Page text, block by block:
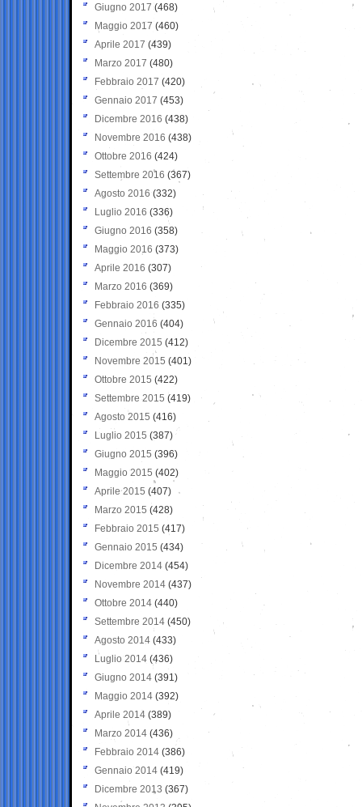
Giugno 2017 (468)
Maggio 2017 (460)
Aprile 2017 (439)
Marzo 2017 (480)
Febbraio 2017 (420)
Gennaio 2017 (453)
Dicembre 2016 (438)
Novembre 2016 (438)
Ottobre 2016 (424)
Settembre 2016 (367)
Agosto 2016 (332)
Luglio 2016 (336)
Giugno 2016 (358)
Maggio 2016 (373)
Aprile 2016 (307)
Marzo 2016 (369)
Febbraio 2016 (335)
Gennaio 2016 (404)
Dicembre 2015 (412)
Novembre 2015 (401)
Ottobre 2015 (422)
Settembre 2015 (419)
Agosto 2015 (416)
Luglio 2015 (387)
Giugno 2015 (396)
Maggio 2015 (402)
Aprile 2015 (407)
Marzo 2015 (428)
Febbraio 2015 (417)
Gennaio 2015 (434)
Dicembre 2014 (454)
Novembre 2014 (437)
Ottobre 2014 (440)
Settembre 2014 (450)
Agosto 2014 (433)
Luglio 2014 (436)
Giugno 2014 (391)
Maggio 2014 (392)
Aprile 2014 (389)
Marzo 2014 (436)
Febbraio 2014 (386)
Gennaio 2014 (419)
Dicembre 2013 (367)